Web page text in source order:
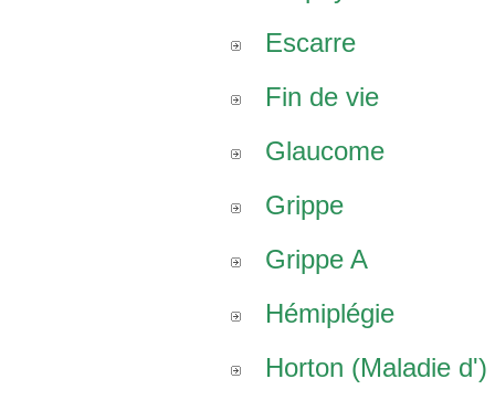
Escarre
Fin de vie
Glaucome
Grippe
Grippe A
Hémiplégie
Horton (Maladie d')